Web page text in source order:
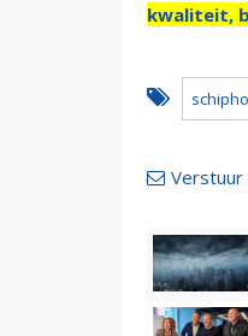
kwaliteit,
Verstuur